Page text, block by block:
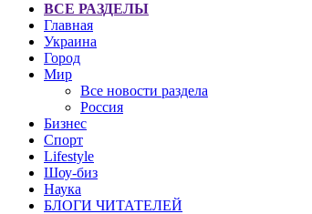
ВСЕ РАЗДЕЛЫ
Главная
Украина
Город
Мир
Все новости раздела
Россия
Бизнес
Спорт
Lifestyle
Шоу-биз
Наука
БЛОГИ ЧИТАТЕЛЕЙ